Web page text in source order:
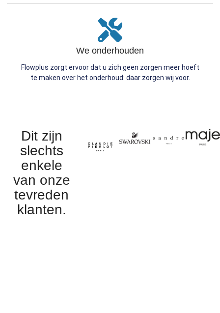
We onderhouden
Flowplus zorgt ervoor dat u zich geen zorgen meer hoeft
te maken over het onderhoud: daar zorgen wij voor.
Dit zijn
slechts
enkele
van onze
tevreden
klanten.